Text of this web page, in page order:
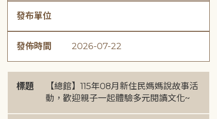
發布單位
發佈時間 2026-07-22
標題
【總館】115年08月新住民媽媽說故事活
動，歡迎親子一起體驗多元閱讀文化~